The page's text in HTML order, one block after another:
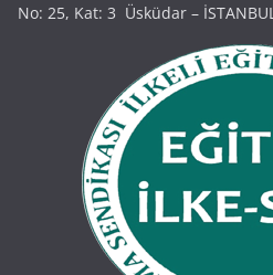
No: 25, Kat: 3 Üsküdar – İSTANBUL